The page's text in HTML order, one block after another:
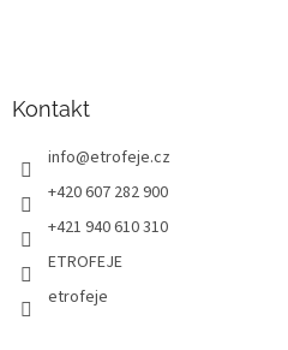
Kontakt
info@etrofeje.cz
+420 607 282 900
+421 940 610 310
ETROFEJE
etrofeje